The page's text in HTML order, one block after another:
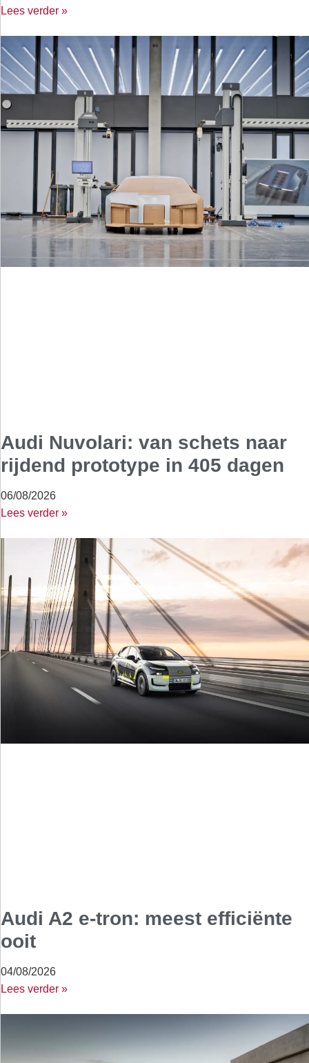
Lees verder »
Audi Nuvolari: van schets naar
rijdend prototype in 405 dagen
06/08/2026
Lees verder »
Audi A2 e-tron: meest efficiënte
ooit
04/08/2026
Lees verder »